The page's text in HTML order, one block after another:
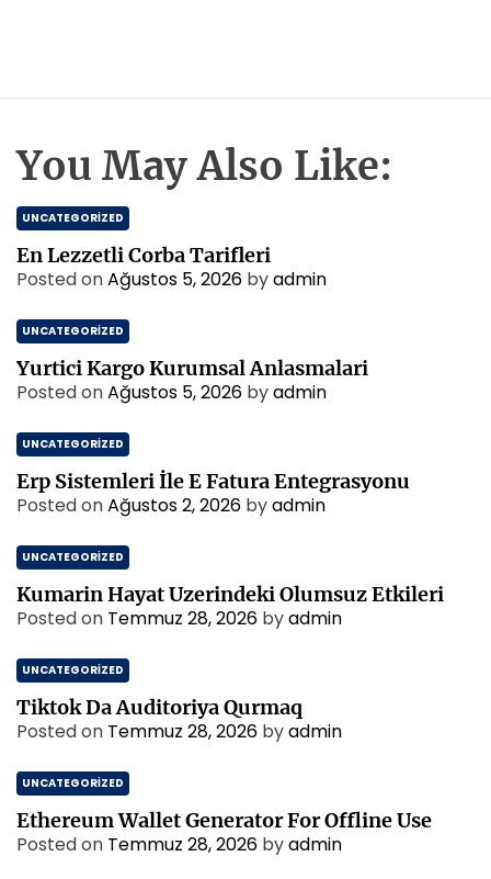
You May Also Like:
UNCATEGORIZED
En Lezzetli Corba Tarifleri
Posted onAğustos 5, 2026 byadmin
UNCATEGORIZED
Yurtici Kargo Kurumsal Anlasmalari
Posted onAğustos 5, 2026 byadmin
UNCATEGORIZED
Erp Sistemleri İle E Fatura Entegrasyonu
Posted onAğustos 2, 2026 byadmin
UNCATEGORIZED
Kumarin Hayat Uzerindeki Olumsuz Etkileri
Posted on Temmuz 28, 2026 byadmin
UNCATEGORIZED
Tiktok Da Auditoriya Qurmaq
Posted on Temmuz 28, 2026 byadmin
UNCATEGORIZED
Ethereum Wallet Generator For Offline Use
Posted on Temmuz 28, 2026 byadmin